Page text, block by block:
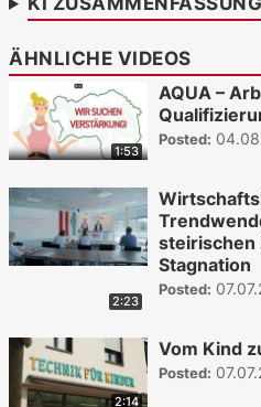
ÄHNLICHE VIDEOS
1:53
AQUA –
Posted:
2:23
steirischen
Stagnation
Posted:
2:14
Vom Kind
Posted: